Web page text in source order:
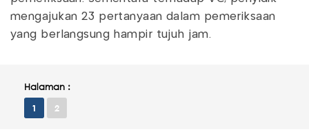
mengajukan 23 pertanyaan dalam pemeriksaan
yang berlangsung hampir tujuh jam.
Halaman :
1 2